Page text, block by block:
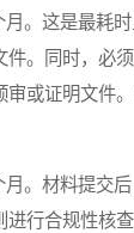
这是最耗时
。同时，必
或证明文件
材料提交后
行合规性核